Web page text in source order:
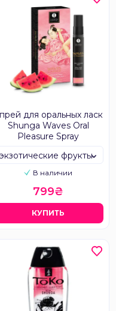
для оральных ласк
Shunga Waves Oral
Pleasure Spray
В наличии
экзотические фрукты
799₴
КУПИТЬ